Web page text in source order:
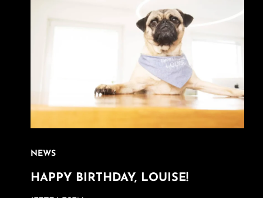
NEWS
HAPPY BIRTHDAY, LOUISE!